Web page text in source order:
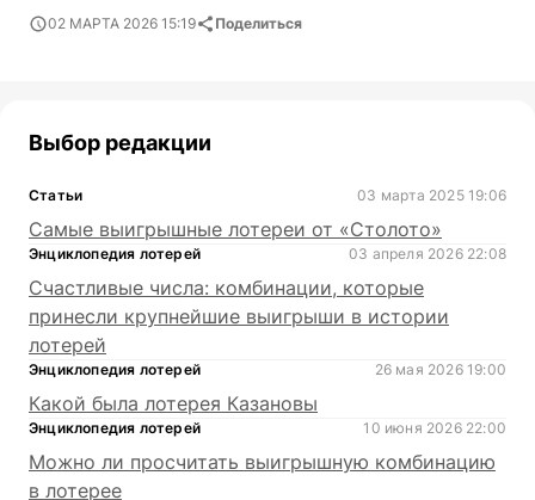
02 МАРТА 2026 15:19 Поделиться
Выбор редакции
Статьи 03 марта 2025 19:06
Самые выигрышные лотереи от «Столото»
Энциклопедия лотерей 03 апреля 2026 22:08
Счастливые числа: комбинации, которые
принесли крупнейшие выигрыши в истории
лотерей
Энциклопедия лотерей 26 мая 2026 19:00
Какой была лотерея Казановы
Энциклопедия лотерей 10 июня 2026 22:00
Можно ли просчитать выигрышную комбинацию
в лотерее